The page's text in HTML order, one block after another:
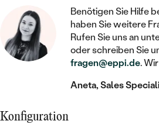
MIT FÜLLUNG
IM SET
GÜNSTIG
DIAMANTEN ZUM
LAB GROWN
EINFASSEN
FARBIGE DIAMANTEN
NACH EDELSTEIN
HERRENSCHMUCK
SCHMUCK FÜR KINDER
BROSCHEN
KINDER
PIERCINGS
MIT DIAMANT
MINIMALISTISCH
MEDAILLON
MIT TIEREN
STATEMENT
SIEGELRINGE
PERSONALISIERT
NACH EDELSTEIN
Benötigen Sie Hilfe
haben Sie weitere
Rufen Sie uns an
oder schreiben Sie
fragen@eppi.de.
Aneta, Sales
Konfiguration